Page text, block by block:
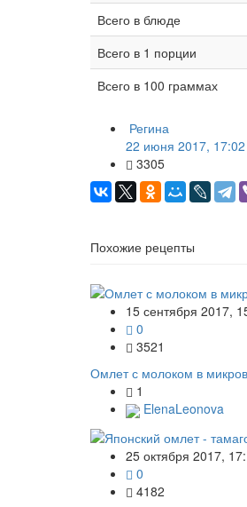
Всего в блюде
Всего в 1 порции
Всего в 100 граммах
Регина
22 июня 2017, 17:02
3305
Похожие рецепты
15 сентября 2017,
0
3521
Омлет с молоком в
1
ElenaLeonova
25 октября 2017,
0
4182